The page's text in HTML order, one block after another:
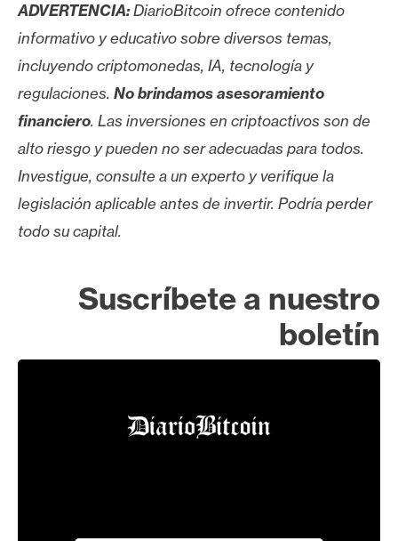
ADVERTENCIA:DiarioBitcoin ofrece contenido
informativo y educativo sobre diversos temas,
incluyendo criptomonedas, IA, tecnología y
regulaciones. No brindamos asesoramiento
financiero. Las inversiones en criptoactivos son de
alto riesgo y pueden no ser adecuadas para todos.
Investigue, consulte a un experto y verifique la
legislación aplicable antes de invertir. Podría perder
todo su capital.
Suscríbete a nuestro
boletín